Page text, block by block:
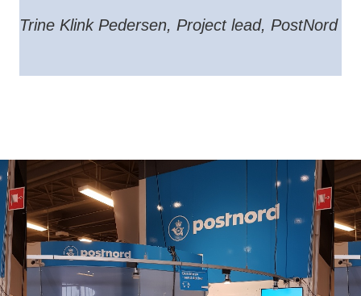
Trine Klink Pedersen, Project lead, PostNord